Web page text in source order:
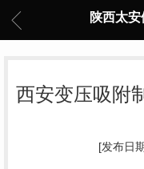
陕西太
西安变压吸附
[发布日